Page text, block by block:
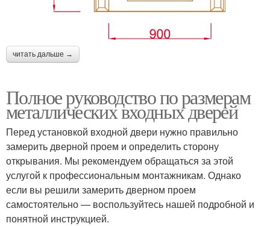
читать дальше →
Полное руководство по размерам
металлических входных дверей
Перед установкой входной двери нужно правильно
замерить дверной проем и определить сторону
открывания. Мы рекомендуем обращаться за этой
услугой к профессиональным монтажникам. Однако
если вы решили замерить дверном проем
самостоятельно — воспользуйтесь нашей подробной и
понятной инструкцией.